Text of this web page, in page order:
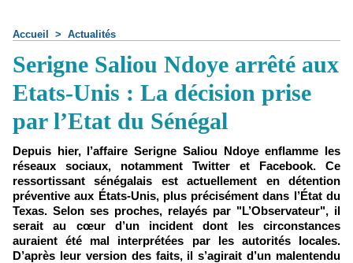
Accueil > Actualités
Serigne Saliou Ndoye arrêté aux
Etats-Unis : La décision prise
par l’Etat du Sénégal
Depuis hier, l’affaire Serigne Saliou Ndoye enflamme les
réseaux sociaux, notamment Twitter et Facebook. Ce
ressortissant sénégalais est actuellement en détention
préventive aux États-Unis, plus précisément dans l’État du
Texas. Selon ses proches, relayés par "L’Observateur", il
serait au cœur d’un incident dont les circonstances
auraient été mal interprétées par les autorités locales.
D’après leur version des faits, il s’agirait d’un malentendu